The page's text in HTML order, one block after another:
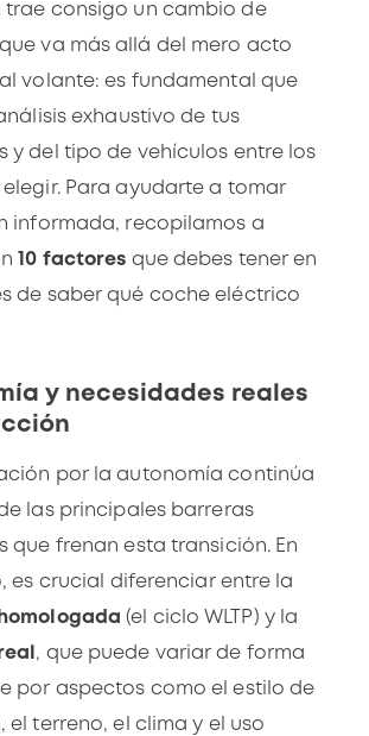
consigo un cambio de
va más allá del mero acto
volante: es fundamental que
exhaustivo de tus
y del tipo de vehículos entre los
elegir. Para ayudarte a tomar
informada, recopilamos a
10 factores que debes tener en
de saber qué coche eléctrico
y necesidades reales
por la autonomía continúa
las principales barreras
que frenan esta transición. En
es crucial diferenciar entre la
(el ciclo WLTP) y la
, que puede variar de forma
por aspectos como el estilo de
el terreno, el clima y el uso